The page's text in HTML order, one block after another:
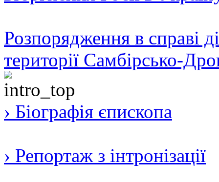
Розпорядження в справі
території Самбірсько-
› Біографія єпископа
› Репортаж з інтронізації